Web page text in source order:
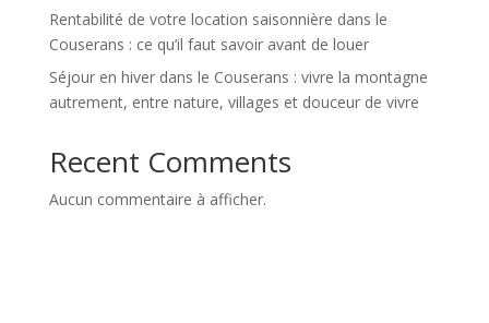
Rentabilité de votre location saisonnière dans le
Couserans : ce qu’il faut savoir avant de louer
Séjour en hiver dans le Couserans : vivre la montagne
autrement, entre nature, villages et douceur de vivre
Recent Comments
Aucun commentaire à afficher.